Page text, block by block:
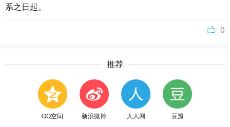
系之日起。
0
推荐
QQ空间 新浪微博 人人网 豆瓣